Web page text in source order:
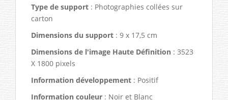
Type de support : Photographies collées sur
carton
Dimensions du support : 9 x 17,5 cm
Dimensions de l'image Haute Définition : 3523
X 1800 pixels
Information développement : Positif
Information couleur : Noir et Blanc